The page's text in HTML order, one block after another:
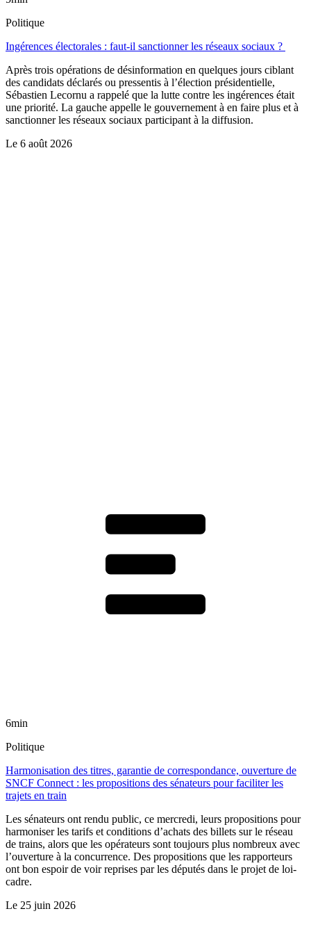
Politique
Ingérences électorales : faut-il sanctionner les réseaux sociaux ?
Après trois opérations de désinformation en quelques jours ciblant
des candidats déclarés ou pressentis à l’élection présidentielle,
Sébastien Lecornu a rappelé que la lutte contre les ingérences était
une priorité. La gauche appelle le gouvernement à en faire plus et à
sanctionner les réseaux sociaux participant à la diffusion.
Le 6 août 2026
6min
Politique
Harmonisation des titres, garantie de correspondance, ouverture de
SNCF Connect : les propositions des sénateurs pour faciliter les
trajets en train
Les sénateurs ont rendu public, ce mercredi, leurs propositions pour
harmoniser les tarifs et conditions d’achats des billets sur le réseau
de trains, alors que les opérateurs sont toujours plus nombreux avec
l’ouverture à la concurrence. Des propositions que les rapporteurs
ont bon espoir de voir reprises par les députés dans le projet de loi-
cadre.
Le 25 juin 2026